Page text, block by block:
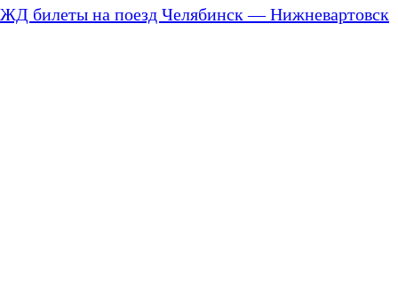
ЖД билеты на поезд Челябинск — Нижневартовск